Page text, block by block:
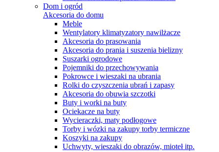
Dom i ogród
Akcesoria do domu
Meble
Wentylatory klimatyzatory nawilżacze
Akcesoria do prasowania
Akcesoria do prania i suszenia bielizny
Suszarki ogrodowe
Pojemniki do przechowywania
Pokrowce i wieszaki na ubrania
Rolki do czyszczenia ubrań i zapasy
Akcesoria do obuwia szczotki
Buty i worki na buty
Ociekacze na buty
Wycieraczki, maty podłogowe
Torby i wózki na zakupy torby termiczne
Koszyki na zakupy
Uchwyty, wieszaki do obrazów, mioteł itp.